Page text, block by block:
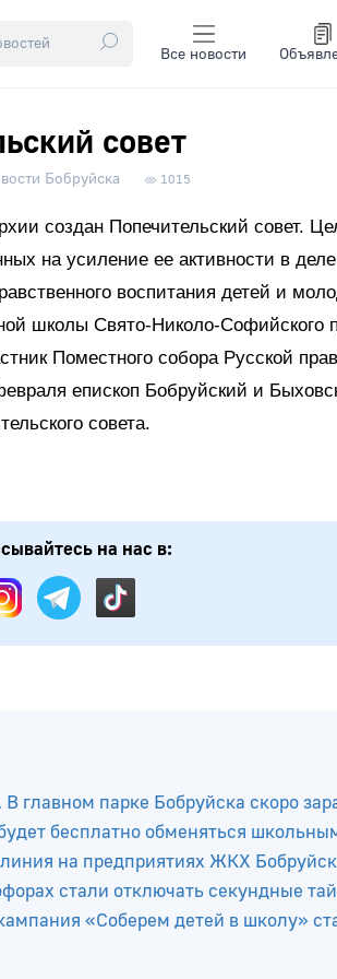
Все новости
совет
Бобруйска 1015
создан Попечительский совет.
на усиление ее активности в
воспитания детей и
школы Свято-Николо-Софийского
Поместного собора Русской
епископ Бобруйский и
совета.
нас в:
главном парке Бобруйска скоро
бесплатно обменяться
на предприятиях ЖКХ Бобруйска